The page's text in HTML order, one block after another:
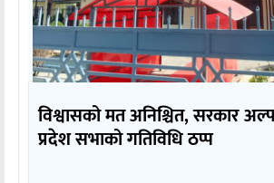
विश्वासको मत अनिश्चित, सरकार
प्रदेश सभाको गतिविधि ठप्प